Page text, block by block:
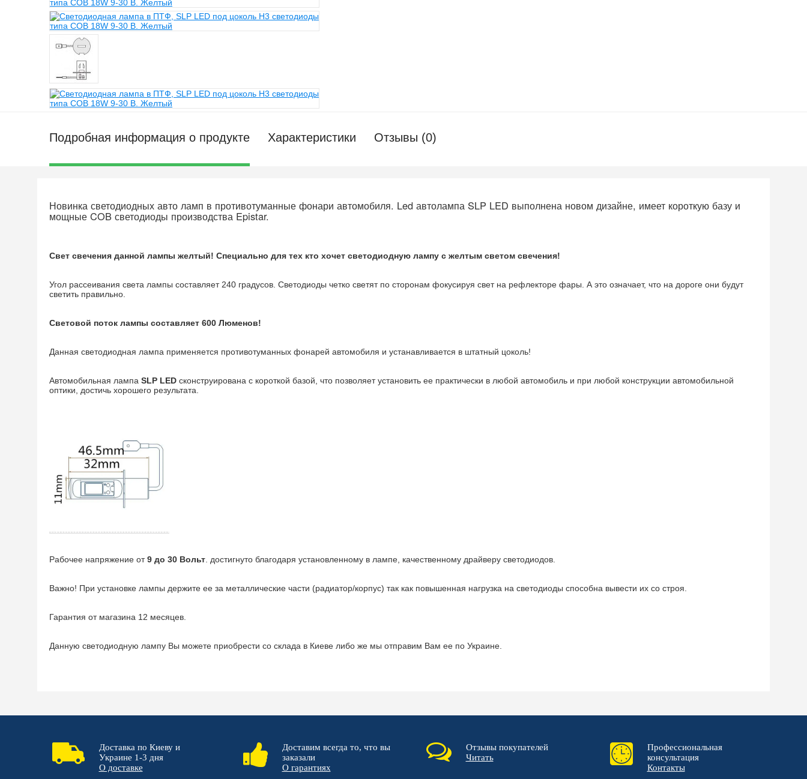
Подробная информация о продукте Характеристики Отзывы (0)
Новинка светодиодных авто ламп в противотуманные фонари автомобиля. Led автолампа SLP LED выполнена новом дизайне, имеет короткую базу и
мощные COB светодиоды производства Epistar.
Свет свечения данной лампы желтый! Специально для тех кто хочет светодиодную лампу с желтым светом свечения!
Угол рассеивания света лампы составляет 240 градусов. Светодиоды четко светят по сторонам фокусируя свет на рефлекторе фары. А это означает, что на дороге они будут
светить правильно.
Световой поток лампы составляет 600 Люменов!
Данная светодиодная лампа применяется противотуманных фонарей автомобиля и устанавливается в штатный цоколь!
Автомобильная лампа SLP LED сконструирована с короткой базой, что позволяет установить ее практически в любой автомобиль и при любой конструкции автомобильной
оптики, достичь хорошего результата.
Рабочее напряжение от9 до 30 Вольт . достигнуто благодаря установленному в лампе, качественному драйверу светодиодов.
Важно! При установке лампы держите ее за металлические части (радиатор/корпус) так как повышенная нагрузка на светодиоды способна вывести их со строя.
Гарантия от магазина 12 месяцев.
Данную светодиодную лампу Вы можете приобрести со склада в Киеве либо же мы отправим Вам ее по Украине.
Доставка по Киеву и
Украине 1-3 дня
О доставке
Доставим всегда то, что вы
заказали
О гарантиях
Отзывы покупателей
Читать
Профессиональная
консультация
Контакты